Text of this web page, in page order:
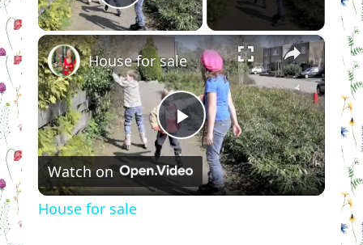
Play Video
×
Play
Video
House for sale
Watch on
House for sale